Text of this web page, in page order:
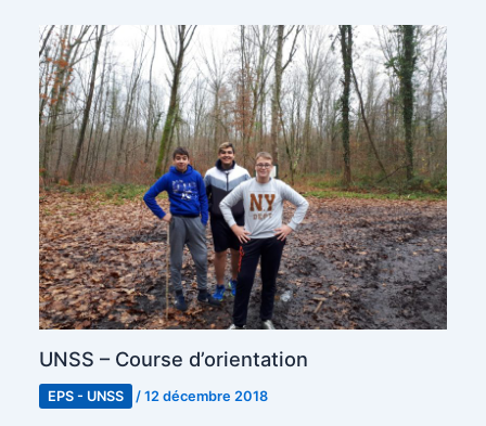
UNSS – Course d’orientation
EPS - UNSS /12 décembre 2018